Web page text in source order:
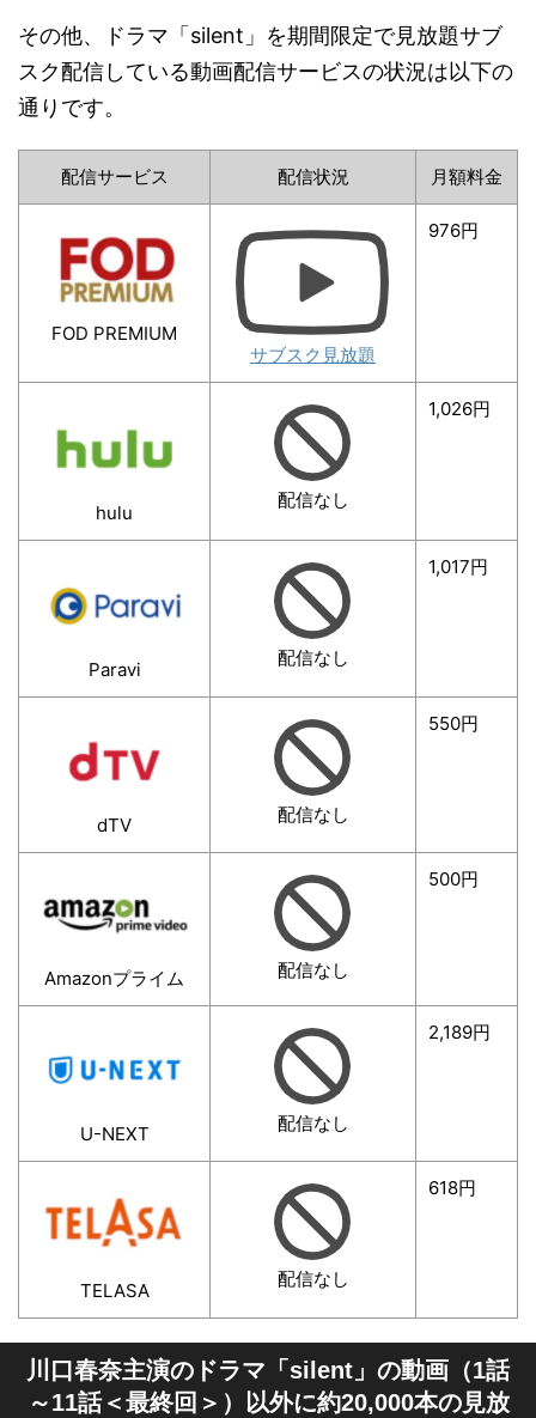
その他、ドラマ「silent」を期間限定で見放題サブ
スク配信している動画配信サービスの状況は以下の
通りです。
配信サービス 配信状況 月額料金
FOD PREMIUM
サブスク見放題
976円
hulu
配信なし
1,026円
Paravi
配信なし
1,017円
dTV 配信なし
550円
Amazonプライム 配信なし
500円
U-NEXT 配信なし
2,189円
TELASA
配信なし
618円
川口春奈主演のドラマ「silent」の動画（1話
～11話＜最終回＞）以外に約20,000本の見放